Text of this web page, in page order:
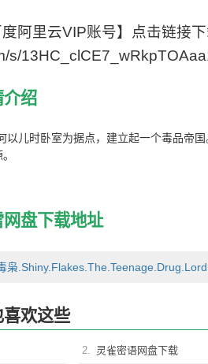
阿里云VIP账号】点击链接
s/
介绍
以儿时卧室为据点，建立起一个毒品帝
盘下载地址
欢这些
2. 灵雀密语网盘下载